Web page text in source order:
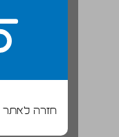
חזרה לאתר